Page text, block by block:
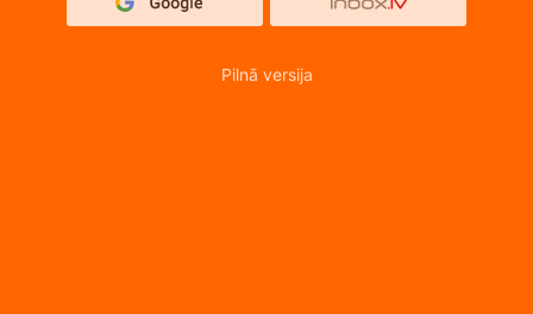
Pilnā versija